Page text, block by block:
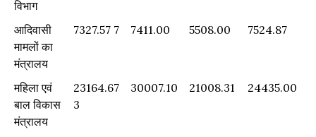
विभाग
आदिवासी
मामलों का
मंत्रालय
7327.57 7 7411.00 5508.00 7524.87
महिला एवं
बाल विकास
मंत्रालय
23164.67
3
30007.10 21008.31 24435.00